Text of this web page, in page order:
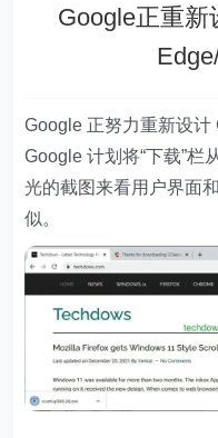
Google正重新
Google 正努力重新设计
Google 计划将“下载”栏
光的截图来看用户界面
似。